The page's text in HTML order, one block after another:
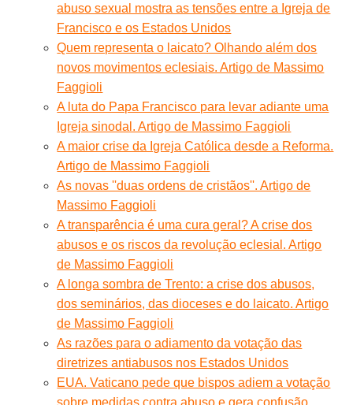
abuso sexual mostra as tensões entre a Igreja de
Francisco e os Estados Unidos
Quem representa o laicato? Olhando além dos
novos movimentos eclesiais. Artigo de Massimo
Faggioli
A luta do Papa Francisco para levar adiante uma
Igreja sinodal. Artigo de Massimo Faggioli
A maior crise da Igreja Católica desde a Reforma.
Artigo de Massimo Faggioli
As novas ''duas ordens de cristãos''. Artigo de
Massimo Faggioli
A transparência é uma cura geral? A crise dos
abusos e os riscos da revolução eclesial. Artigo
de Massimo Faggioli
A longa sombra de Trento: a crise dos abusos,
dos seminários, das dioceses e do laicato. Artigo
de Massimo Faggioli
As razões para o adiamento da votação das
diretrizes antiabusos nos Estados Unidos
EUA. Vaticano pede que bispos adiem a votação
sobre medidas contra abuso e gera confusão